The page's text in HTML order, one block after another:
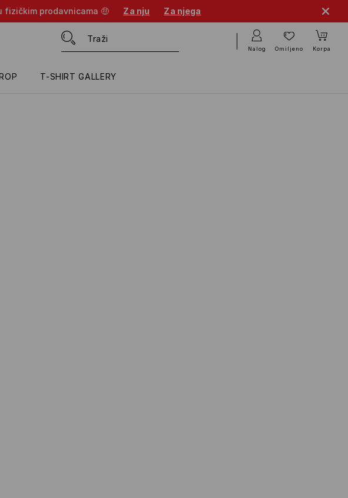
prodavnicama 🤑 Za nju Za njega
T-SHIRT GALLERY
Nalog Omiljeno Korpa